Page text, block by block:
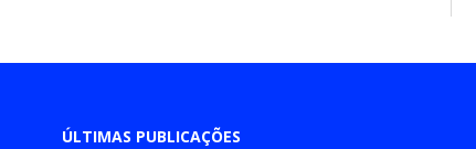
ÚLTIMAS PUBLICAÇÕES